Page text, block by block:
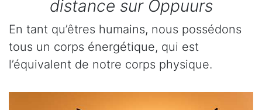
distance sur Oppuurs
En tant qu’êtres humains, nous possédons
tous un corps énergétique, qui est
l’équivalent de notre corps physique.